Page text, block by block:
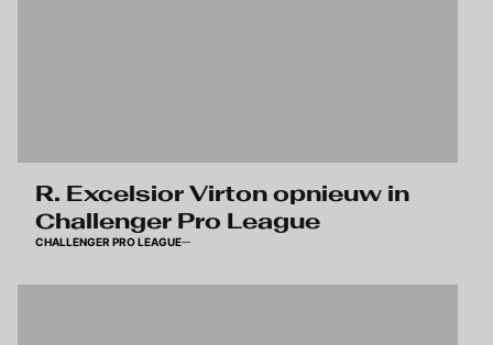
R. Excelsior Virton opnieuw in
Challenger Pro League
CHALLENGER PRO LEAGUE